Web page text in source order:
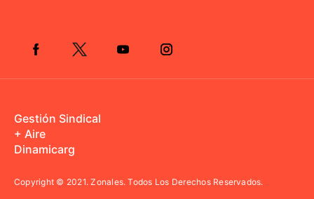
Gestión Sindical
+ Aire
Dinamicarg
Copyright © 2021.Zonales. Todos Los Derechos Reservados.